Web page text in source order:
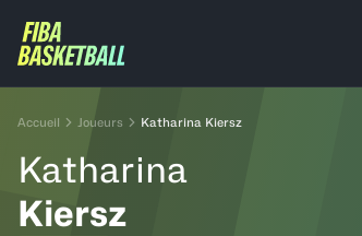
Accueil Joueurs Katharina Kiersz
Katharina
Kiersz